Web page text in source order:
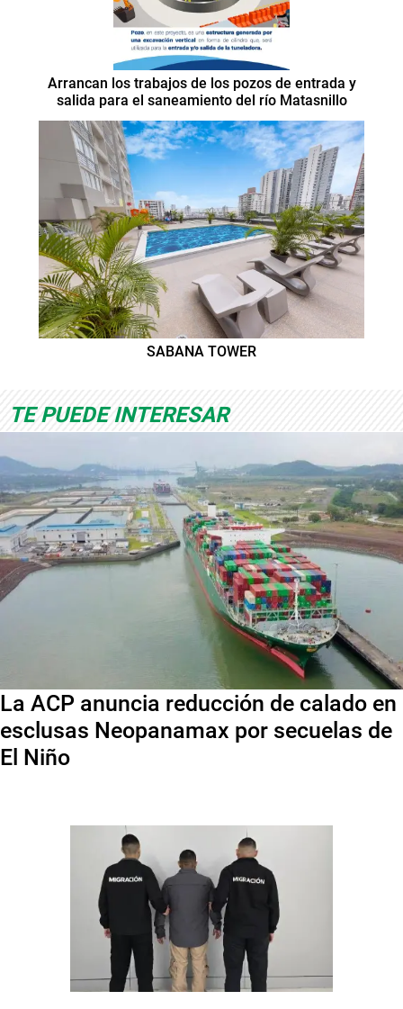
Arrancan los trabajos de los pozos de entrada y
salida para el saneamiento del río Matasnillo
SABANA TOWER
TE PUEDE INTERESAR
La ACP anuncia reducción de calado en
esclusas Neopanamax por secuelas de
El Niño